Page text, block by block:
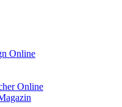
Online
Online